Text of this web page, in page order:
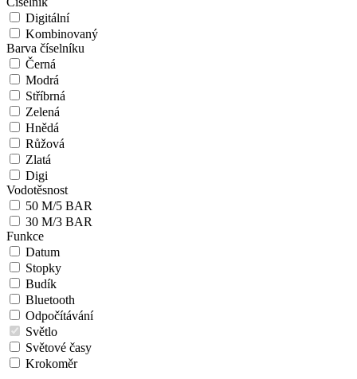
Digitální
Kombinovaný
Barva číselníku
Černá
Modrá
Stříbrná
Zelená
Hnědá
Růžová
Zlatá
Digi
Vodotěsnost
50 M/5 BAR
30 M/3 BAR
Funkce
Datum
Stopky
Budík
Bluetooth
Odpočítávání
Světlo
Světové časy
Krokoměr